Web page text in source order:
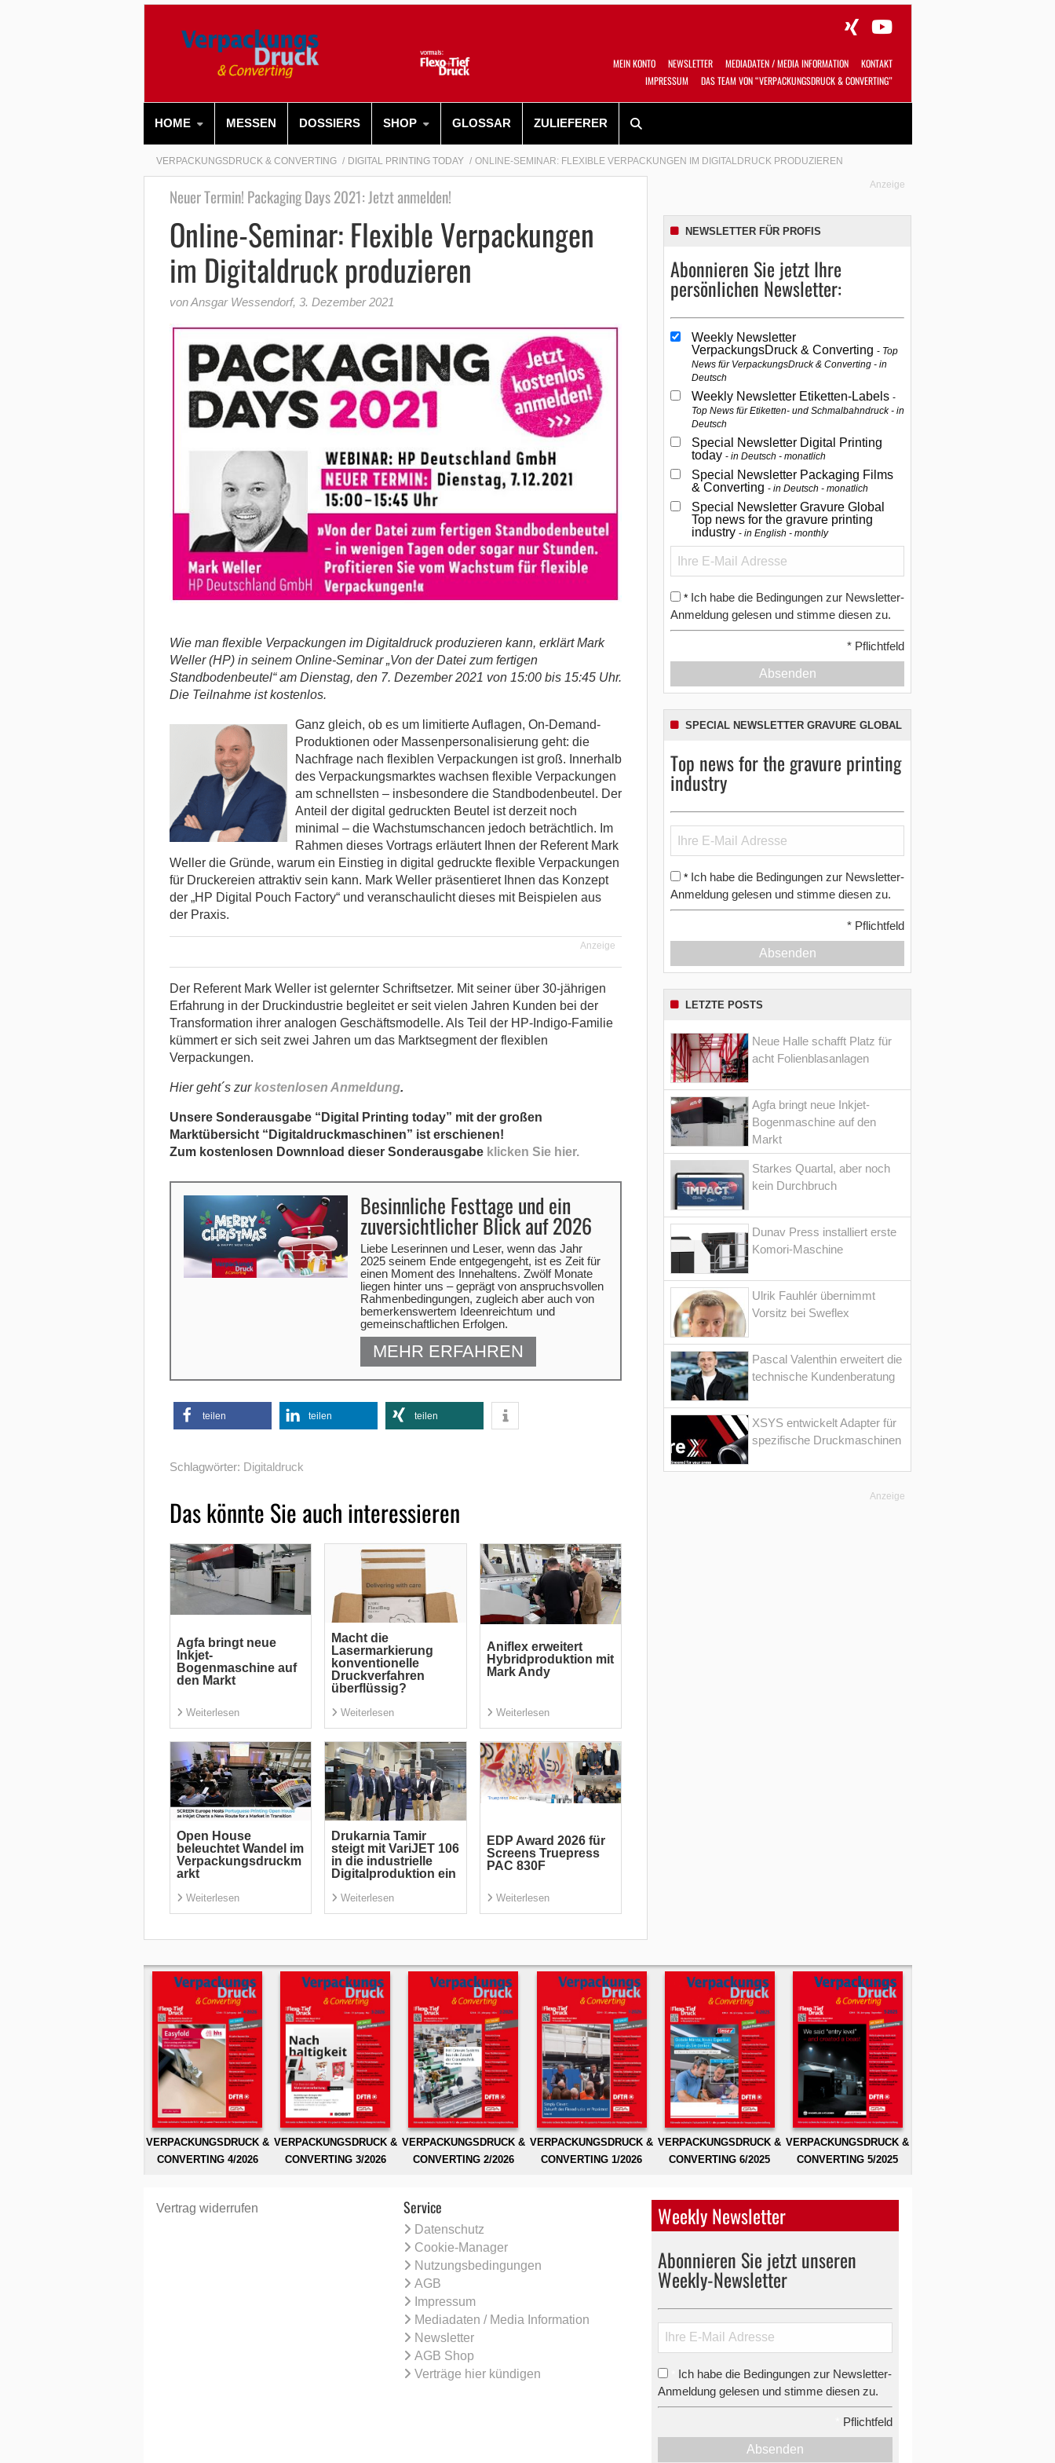
MEIN KONTO NEWSLETTER MEDIADATEN / MEDIA INFORMATION
KONTAKT
IMPRESSUM
DAS TEAM VON “VERPACKUNGSDRUCK & CONVERTING”
HOME MESSEN DOSSIERS SHOP GLOSSAR ZULIEFERER
VERPACKUNGSDRUCK & CONVERTING DIGITAL PRINTING TODAY ONLINE-SEMINAR: FLEXIBLE VERPACKUNGEN IM DIGITALDRUCK PRODUZIEREN
Neuer Termin! Packaging Days 2021: Jetzt anmelden!
Online-Seminar: Flexible Verpackungen
im Digitaldruck produzieren
von Ansgar Wessendorf, 3. Dezember 2021
Wie man flexible Verpackungen im Digitaldruck produzieren kann, erklärt Mark
Weller (HP) in seinem Online-Seminar „Von der Datei zum fertigen
Standbodenbeutel“ am Dienstag, den 7. Dezember 2021 von 15:00 bis 15:45 Uhr.
Die Teilnahme ist kostenlos.
Ganz gleich, ob es um limitierte Auflagen, On-Demand-
Produktionen oder Massenpersonalisierung geht: die
Nachfrage nach flexiblen Verpackungen ist groß. Innerhalb
des Verpackungsmarktes wachsen flexible Verpackungen
am schnellsten – insbesondere die Standbodenbeutel. Der
Anteil der digital gedruckten Beutel ist derzeit noch
minimal – die Wachstumschancen jedoch beträchtlich. Im
Rahmen dieses Vortrags erläutert Ihnen der Referent Mark
Weller die Gründe, warum ein Einstieg in digital gedruckte flexible Verpackungen
für Druckereien attraktiv sein kann. Mark Weller präsentieret Ihnen das Konzept
der „HP Digital Pouch Factory“ und veranschaulicht dieses mit Beispielen aus
der Praxis.
Anzeige
Der Referent Mark Weller ist gelernter Schriftsetzer. Mit seiner über 30-jährigen
Erfahrung in der Druckindustrie begleitet er seit vielen Jahren Kunden bei der
Transformation ihrer analogen Geschäftsmodelle. Als Teil der HP-Indigo-Familie
kümmert er sich seit zwei Jahren um das Marktsegment der flexiblen
Verpackungen.
Hier geht´s zurkostenlosen Anmeldung.
Unsere Sonderausgabe “Digital Printing today” mit der großen
Marktübersicht “Digitaldruckmaschinen” ist erschienen!
Zum kostenlosen Downnload dieser Sonderausgabe klicken Sie hier.
Besinnliche Festtage und ein
zuversichtlicher Blick auf 2026
Liebe Leserinnen und Leser, wenn das Jahr
2025 seinem Ende entgegengeht, ist es Zeit für
einen Moment des Innehaltens. Zwölf Monate
liegen hinter uns – geprägt von anspruchsvollen
Rahmenbedingungen, zugleich aber auch von
bemerkenswertem Ideenreichtum und
gemeinschaftlichen Erfolgen.
MEHR ERFAHREN
teilen teilen teilen
Schlagwörter: Digitaldruck
Das könnte Sie auch interessieren
Agfa bringt neue
Inkjet-
Bogenmaschine auf
den Markt
Weiterlesen
Macht die
Lasermarkierung
konventionelle
Druckverfahren
überflüssig?
Weiterlesen
Aniflex erweitert
Hybridproduktion mit
Mark Andy
Weiterlesen
Open House
beleuchtet Wandel im
Verpackungsdruckm
arkt
Weiterlesen
Drukarnia Tamir
steigt mit VariJET 106
in die industrielle
Digitalproduktion ein
Weiterlesen
EDP Award 2026 für
Screens Truepress
PAC 830F
Weiterlesen
Anzeige
NEWSLETTER FÜR PROFIS
Abonnieren Sie jetzt Ihre
persönlichen Newsletter:
Weekly Newsletter
VerpackungsDruck & Converting Top
News für VerpackungsDruck & Converting - in
Deutsch
Weekly Newsletter Etiketten-Labels
Top News für Etiketten- und Schmalbahndruck - in
Deutsch
Special Newsletter Digital Printing
today in Deutsch - monatlich
Special Newsletter Packaging Films
& Converting in Deutsch - monatlich
Special Newsletter Gravure Global
Top news for the gravure printing
industry in English - monthly
* Ich habe die Bedingungen zur Newsletter-
Anmeldung gelesen und stimme diesen zu.
* Pflichtfeld
Absenden
SPECIAL NEWSLETTER GRAVURE GLOBAL
Top news for the gravure printing
industry
* Ich habe die Bedingungen zur Newsletter-
Anmeldung gelesen und stimme diesen zu.
* Pflichtfeld
Absenden
LETZTE POSTS
Neue Halle schafft Platz für
acht Folienblasanlagen
Agfa bringt neue Inkjet-
Bogenmaschine auf den
Markt
Starkes Quartal, aber noch
kein Durchbruch
Dunav Press installiert erste
Komori-Maschine
Ulrik Fauhlér übernimmt
Vorsitz bei Sweflex
Pascal Valenthin erweitert die
technische Kundenberatung
XSYS entwickelt Adapter für
spezifische Druckmaschinen
Anzeige
VERPACKUNGSDRUCK &
CONVERTING 4/2026
VERPACKUNGSDRUCK &
CONVERTING 3/2026
VERPACKUNGSDRUCK &
CONVERTING 2/2026
VERPACKUNGSDRUCK &
CONVERTING 1/2026
VERPACKUNGSDRUCK &
CONVERTING 6/2025
VERPACKUNGSDRUCK &
CONVERTING 5/2025
Vertrag widerrufen Service
Datenschutz
Cookie-Manager
Nutzungsbedingungen
AGB
Impressum
Mediadaten / Media Information
Newsletter
AGB Shop
Verträge hier kündigen
Weekly Newsletter
Abonnieren Sie jetzt unseren
Weekly-Newsletter
Ich habe die Bedingungen zur Newsletter-
Anmeldung gelesen und stimme diesen zu.
Pflichtfeld
Absenden